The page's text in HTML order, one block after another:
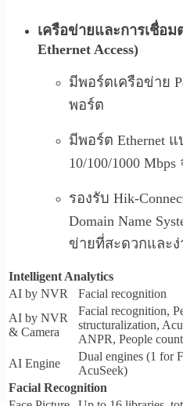
เครือข่ายและการเชื่อม
Ethernet Access)
มีพอร์ตเครือข่าย
พอร์ต
มีพอร์ต Ethernet
10/100/1000
รองรับ Hik-
Domain Name
ข่ายที่สะดวกและง่
Intelligent Analytics
AI by NVR
Facial recognition
AI by NVR
& Camera
Facial recognition,
structuralization,
ANPR, People
AI Engine
Dual engines (1 for
AcuSeek)
Facial Recognition